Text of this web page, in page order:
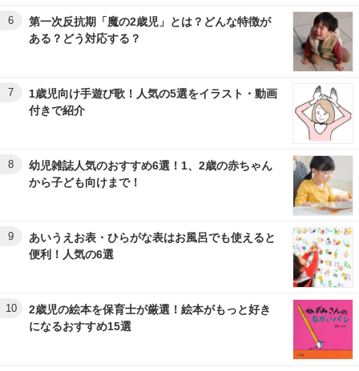
6
第一次反抗期「魔の2歳児」とは？どんな特徴が
ある？どう対応する？
7
1歳児向け手遊び歌！人気の5選をイラスト・動画
付きで紹介
8
幼児雑誌人気のおすすめ6選！1、2歳の赤ちゃん
から子ども向けまで！
9
あいうえお表・ひらがな表はお風呂でも使えると
便利！人気の6選
10
2歳児の絵本を保育士が厳選！絵本がもっと好き
になるおすすめ15選